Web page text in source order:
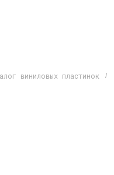
виниловых пластинок /